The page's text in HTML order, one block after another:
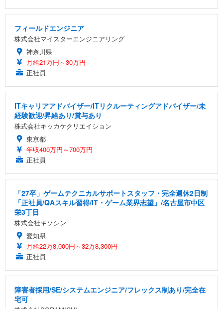
フィールドエンジニア
株式会社マイスターエンジニアリング
神奈川県
月給21万円～30万円
正社員
ITキャリアアドバイザー/ITリクルーティングアドバイザー/未
経験歓迎/昇給あり/賞与あり
株式会社キッカケクリエイション
東京都
年収400万円～700万円
正社員
「27卒」ゲームテクニカルサポートスタッフ・完全週休2日制
「正社員/QAスキル習得/IT・ゲーム業界志望」/名古屋市中区
栄3丁目
株式会社キソシン
愛知県
月給22万8,000円～32万8,300円
正社員
障害者採用/SE/システムエンジニア/フレックス制あり/完全在
宅可